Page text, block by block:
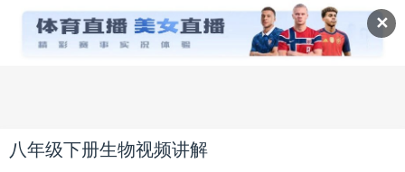
✕
八年级下册生物视频讲解